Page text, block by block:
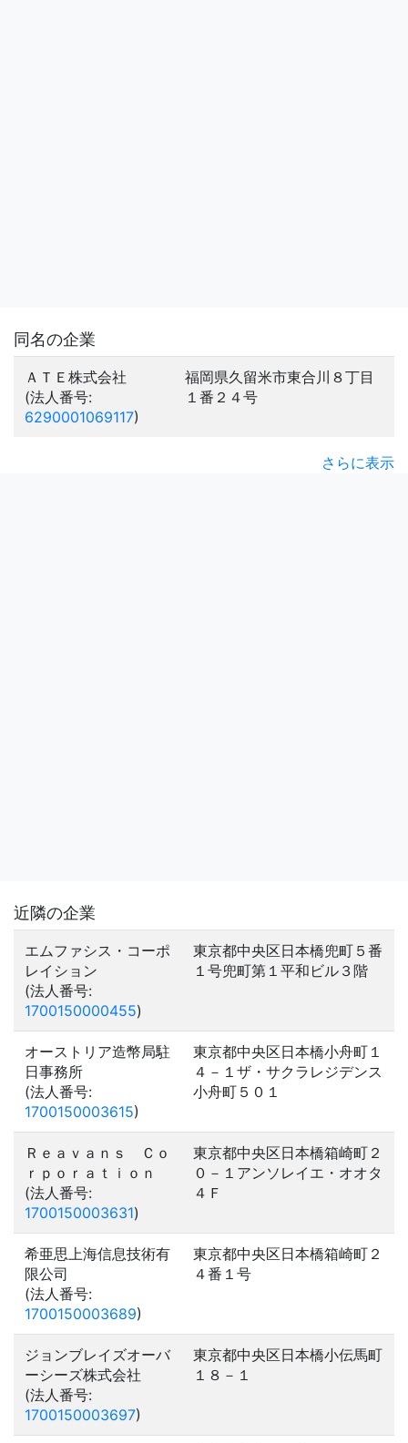
同名の企業
ＡＴＥ株式会社
(法人番号:
6290001069117)
福岡県久留米市東合川８丁目
１番２４号
さらに表示
近隣の企業
エムファシス・コーポ
レイション
(法人番号:
1700150000455)
東京都中央区日本橋兜町５番
１号兜町第１平和ビル３階
オーストリア造幣局駐
日事務所
(法人番号:
1700150003615)
東京都中央区日本橋小舟町１
４－１ザ・サクラレジデンス
小舟町５０１
Ｒｅａｖａｎｓ Ｃｏ
ｒｐｏｒａｔｉｏｎ
(法人番号:
1700150003631)
東京都中央区日本橋箱崎町２
０－１アンソレイエ・オオタ
４Ｆ
希亜思上海信息技術有
限公司
(法人番号:
1700150003689)
東京都中央区日本橋箱崎町２
４番１号
ジョンブレイズオーバ
ーシーズ株式会社
(法人番号:
1700150003697)
東京都中央区日本橋小伝馬町
１８－１